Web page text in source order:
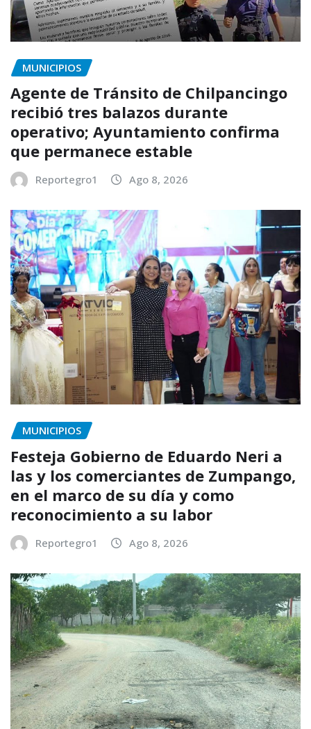
MUNICIPIOS
Agente de Tránsito de Chilpancingo
recibió tres balazos durante
operativo; Ayuntamiento confirma
que permanece estable
Reportegro1 Ago 8, 2026
MUNICIPIOS
Festeja Gobierno de Eduardo Neri a
las y los comerciantes de Zumpango,
en el marco de su día y como
reconocimiento a su labor
Reportegro1 Ago 8, 2026